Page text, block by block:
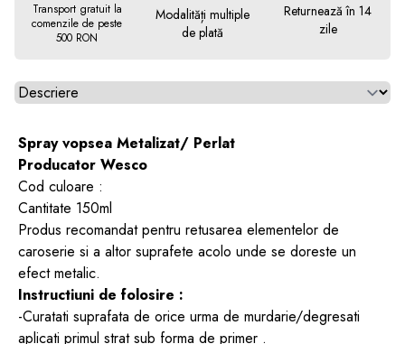
Transport gratuit la
comenzile de peste
500 RON
Modalități multiple
de plată
Returnează în 14
zile
Alegeti tab
Spray vopsea Metalizat/ Perlat
Producator Wesco
Cod culoare :
Cantitate 150ml
Produs recomandat pentru retusarea elementelor de
caroserie si a altor suprafete acolo unde se doreste un
efect metalic.
Instructiuni de folosire :
-Curatati suprafata de orice urma de murdarie/degresati
aplicati primul strat sub forma de primer .